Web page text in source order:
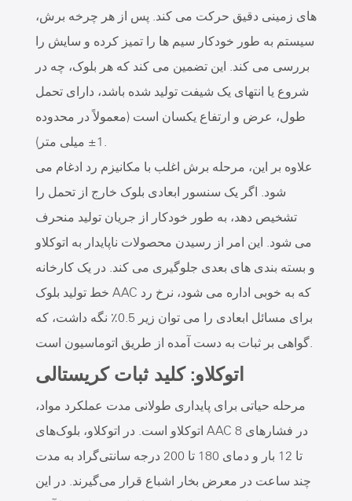
های زمینی دقیق حرکت می کند. پس از هر چرخه برش،
سیستم به طور خودکار سیم ها را تمیز کرده و سایش را
بررسی می کند. این تضمین می کند که هر بلوک، چه در
شروع یا انتهای یک شیفت تولید شده باشد، دارای تحمل
طول، عرض و ارتفاع یکسان است (معمولاً در محدوده
1± میلی متر).
علاوه بر این، مرحله برش اغلب با مکانیزم رد ادغام می
شود. اگر یک سنسور ابعادی بلوک خارج از تحمل را
تشخیص دهد، به طور خودکار از جریان تولید منحرف
می شود. این امر از رسیدن محصولات ناپایدار به اتوکلاو
و بسته بندی های بعدی جلوگیری می کند. در یک کارخانه
خط تولید بلوک AAC که به خوبی اداره می شود، نرخ رد
برای مسائل ابعادی را می توان زیر 0.5٪ نگه داشت، که
گواهی بر ثبات به دست آمده از طریق اتوماسیون است.
اتوکلاو: کلید ثبات کریستالی
مرحله حیاتی برای پایداری طولانی مدت عملکرد مواد،
اتوکلاو است. در اتوکلاو، بلوک‌های AAC در فشارهای 8
تا 12 بار و دمای 180 تا 200 درجه سانتی‌گراد به مدت
چند ساعت در معرض بخار اشباع قرار می‌گیرند. در این